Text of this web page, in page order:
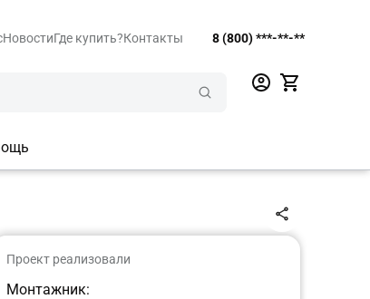
НовостиГде купить?Контакты 8 (800) ***-**-**
Проект реализовали
Монтажник: